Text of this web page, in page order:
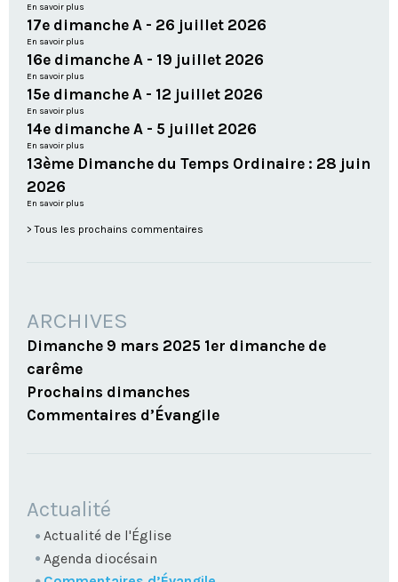
En savoir plus
17e dimanche A - 26 juillet 2026
En savoir plus
16e dimanche A - 19 juillet 2026
En savoir plus
15e dimanche A - 12 juillet 2026
En savoir plus
14e dimanche A - 5 juillet 2026
En savoir plus
13ème Dimanche du Temps Ordinaire : 28 juin
2026
En savoir plus
Tous les prochains commentaires
ARCHIVES
Dimanche 9 mars 2025 1er dimanche de
carême
Prochains dimanches
Commentaires d’Évangile
NAVIGATION
Actualité
Actualité de l'Église
Agenda diocésain